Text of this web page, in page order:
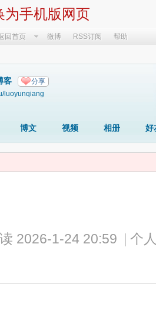
为手机版网页
回首页 微博 RSS订阅 帮助
客 分享
luoyunqiang
博文 视频 相册 好
2026-1-24 20:59
个